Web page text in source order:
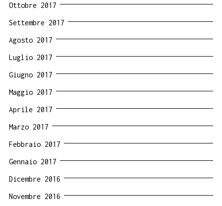
Ottobre 2017
Settembre 2017
Agosto 2017
Luglio 2017
Giugno 2017
Maggio 2017
Aprile 2017
Marzo 2017
Febbraio 2017
Gennaio 2017
Dicembre 2016
Novembre 2016